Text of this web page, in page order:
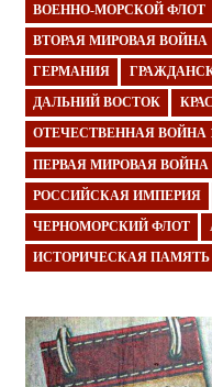
ВОЕННО-МОРСКОЙ ФЛОТ
ВТОРАЯ МИРОВАЯ ВОЙНА
ГЕРМАНИЯ
ДАЛЬНИЙ ВОСТОК
ОТЕЧЕСТВЕННАЯ ВОЙНА
ПЕРВАЯ МИРОВАЯ ВОЙНА
РОССИЙСКАЯ ИМПЕРИЯ
ЧЕРНОМОРСКИЙ ФЛОТ
ИСТОРИЧЕСКАЯ ПАМЯТЬ